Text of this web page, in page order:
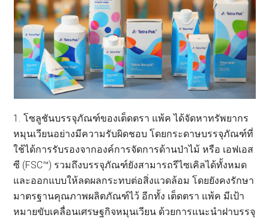
1. โซลูชันบรรจุภัณฑ์ของเต็ดตรา แพ้ค ได้จัดหาทรัพยากร
หมุนเวียนอย่างมีความรับผิดชอบ โดยกระดาษบรรจุภัณฑ์ที่
ใช้ได้การรับรองจากองค์การจัดการด้านป่าไม้ หรือ เอฟเอส
ซี (FSC™) รวมถึงบรรจุภัณฑ์ยังสามารถรีไซเคิลได้ทั้งหมด
และออกแบบให้ลดผลกระทบต่อสิ่งแวดล้อม โดยยังคงรักษา
มาตรฐานคุณภาพผลิตภัณฑ์ไว้ อีกทั้ง เต็ดตรา แพ้ค มีเป้า
หมายขับเคลื่อนเศรษฐกิจหมุนเวียน ด้วยการแนะนำฝาบรรจุ